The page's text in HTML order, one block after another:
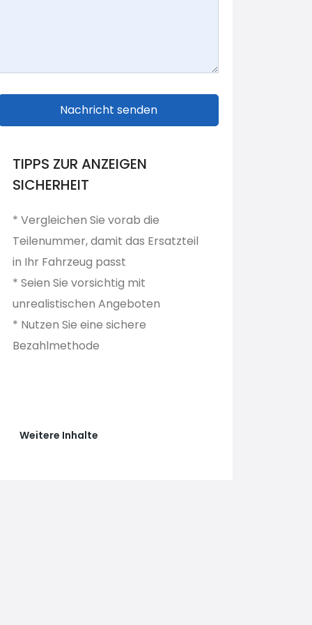
Nachricht senden
TIPPS ZUR ANZEIGEN
SICHERHEIT
* Vergleichen Sie vorab die
Teilenummer, damit das Ersatzteil
in Ihr Fahrzeug passt
* Seien Sie vorsichtig mit
unrealistischen Angeboten
* Nutzen Sie eine sichere
Bezahlmethode
Weitere Inhalte